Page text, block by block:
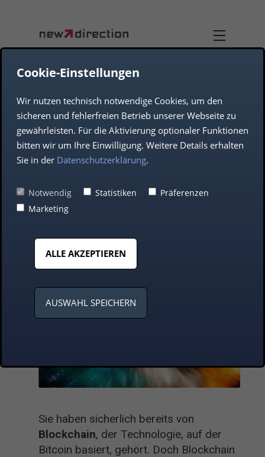
TEAM
UNTERNEHMEN
DUAL-USE
AEROSPACE
Blockchain: Vorteile
Sie haben sicherlich bereits von
Blockchain, der Technologie, auf der
Bitcoin basiert, gehört. Doch Blockchain
Cookie-Einstellungen
Wir nutzen technisch notwendige Cookies, um den
sicheren und fehlerfreien Betrieb unserer Webseite zu
gewährleisten. Für die Aktivierung optionaler Funktionen
bitten wir um Ihre Einwilligung. Weitere Details erhalten
Sie in der Datenschutzerklärung.
Notwendig Statistiken
Präferenzen
Marketing
ALLE AKZEPTIEREN
AUSWAHL SPEICHERN